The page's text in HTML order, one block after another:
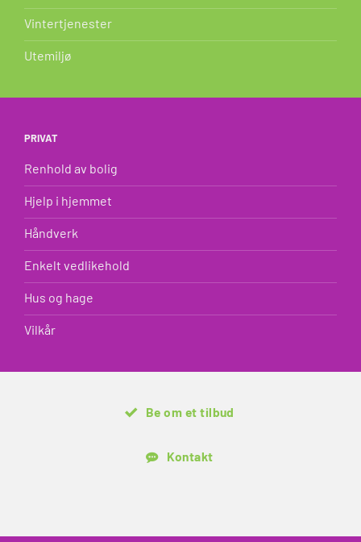
Vintertjenester
Utemiljø
PRIVAT
Renhold av bolig
Hjelp i hjemmet
Håndverk
Enkelt vedlikehold
Hus og hage
Vilkår
Be om et tilbud
Kontakt